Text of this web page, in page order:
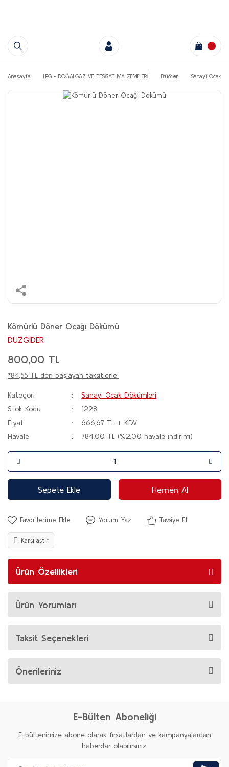
Anasayfa LPG - DOĞALGAZ VE TESİSAT MALZEMELERİ Brülörler Sanayi Ocak
Kömürlü Döner Ocağı Dökümü
DÜZGİDER
800,00 TL
*84,55 TL den başlayan taksitlerle!
Kategori
Sanayi Ocak Dökümleri
Stok Kodu
1228
Fiyat
666,67 TL + KDV
Havale
784,00 TL (%2,00 havale indirimi)
Sepete Ekle Hemen Al
Yorum Yaz Tavsiye Et
Karşılaştır
Ürün Özellikleri
Ürün Yorumları
Taksit Seçenekleri
Önerileriniz
E-Bülten Aboneliği
E-bültenimize abone olarak fırsatlardan ve kampanyalardan
haberdar olabilirsiniz.